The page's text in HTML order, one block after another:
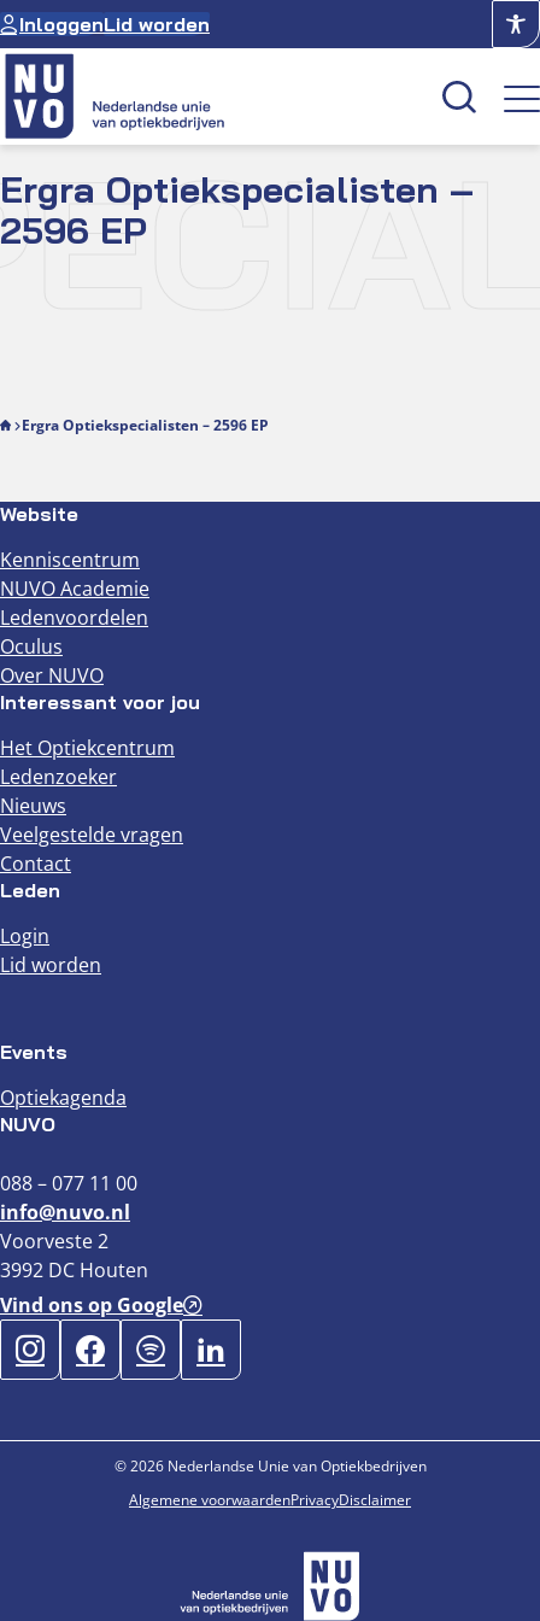
Ga
naar
de
inhoud
InloggenLid worden
Kenniscentrum
Optiekcentrum
Ergra Optiekspecialisten –
2596 EP
Ergra Optiekspecialisten – 2596 EP
Website
Kenniscentrum
NUVO Academie
Ledenvoordelen
Oculus
Over NUVO
Interessant voor jou
Het Optiekcentrum
Ledenzoeker
Nieuws
Veelgestelde vragen
Contact
Leden
Login
Lid worden
Events
Optiekagenda
NUVO
088 – 077 11 00
info@nuvo.nl
Voorveste 2
3992 DC Houten
Vind ons op Google
© 2026 Nederlandse Unie van Optiekbedrijven
Algemene voorwaardenPrivacyDisclaimer